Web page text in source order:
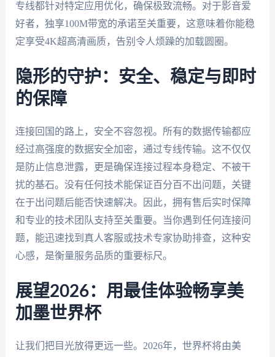
专线都针对特定应用优化，确保极致流畅。对于影音爱
好者，独享100M带宽的承诺至关重要，这意味着你能稳
定享受4K超高清画质，告别令人烦躁的加载圆圈。
隐形的守护：安全、稳定与即时
的保障
连接回国的路上，安全不容忽视。所有的数据传输都应
经过高强度的数据安全加密，通过专线传输。这不仅仅
是防止信息泄露，更是确保连接过程本身稳定、不被干
扰的基石。没有任何技术能保证百分百不出问题，关键
在于出问题后能否快速解决。因此，拥有售后实时保障
和专业的技术团队支持至关重要。当你遇到任何连接问
题，能迅速找到真人客服或技术专家协助排查，这种安
心感，是衡量服务品质的重要标尺。
展望2026：用最佳体验畅享美
加墨世界杯
让我们把目光放得更远一些。2026年，世界杯将由美